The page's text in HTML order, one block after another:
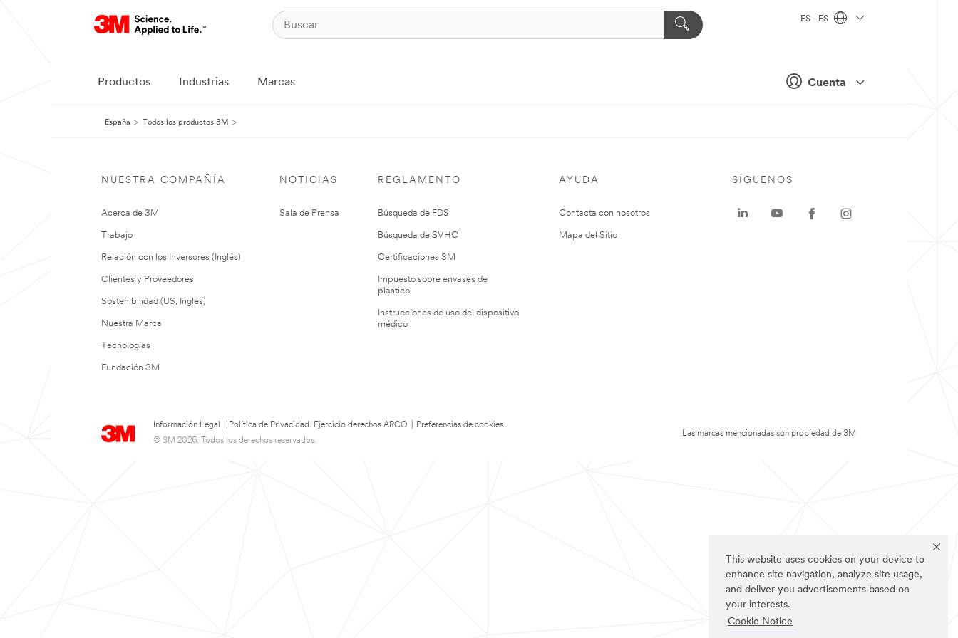
This website uses cookies on your device to
enhance site navigation, analyze site usage,
and deliver you advertisements based on
your interests.
Cookie Notice
Cuenta
ES - ES
Productos Industrias Marcas
España Todos los productos 3M
NUESTRA COMPAÑÍA
Acerca de 3M
Trabajo
Relación con los Inversores (Inglés)
Clientes y Proveedores
Sostenibilidad (US, Inglés)
Nuestra Marca
Tecnologías
Fundación 3M
NOTICIAS
Sala de Prensa
REGLAMENTO
Búsqueda de FDS
Búsqueda de SVHC
Certificaciones 3M
Impuesto sobre envases de
plástico
Instrucciones de uso del dispositivo
médico
AYUDA
Contacta con nosotros
Mapa del Sitio
Información Legal Política de Privacidad. Ejercicio derechos ARCO
Preferencias de cookies
© 3M 2026. Todos los derechos reservados.
SÍGUENOS
Las marcas mencionadas son propiedad de 3M